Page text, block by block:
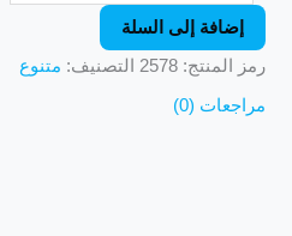
إضافة إلى السلة
رمز المنتج:2578 التصنيف: متنوع
مراجعات (0)